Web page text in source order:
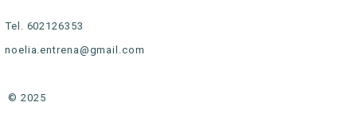
Tel. 602126353
noelia.entrena@gmail.com
© 2025